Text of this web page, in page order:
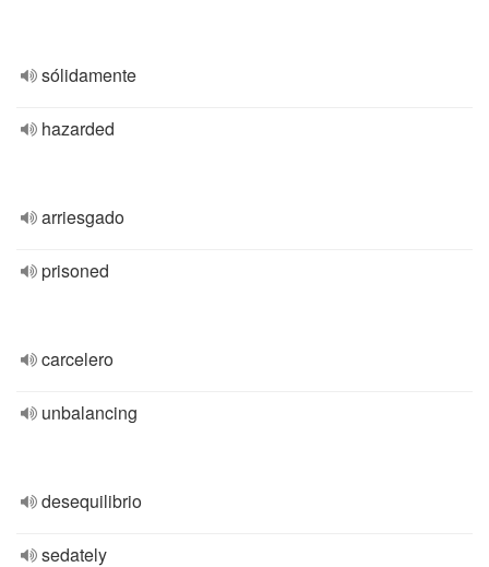
sólidamente
hazarded
arriesgado
prisoned
carcelero
unbalancing
desequilibrio
sedately